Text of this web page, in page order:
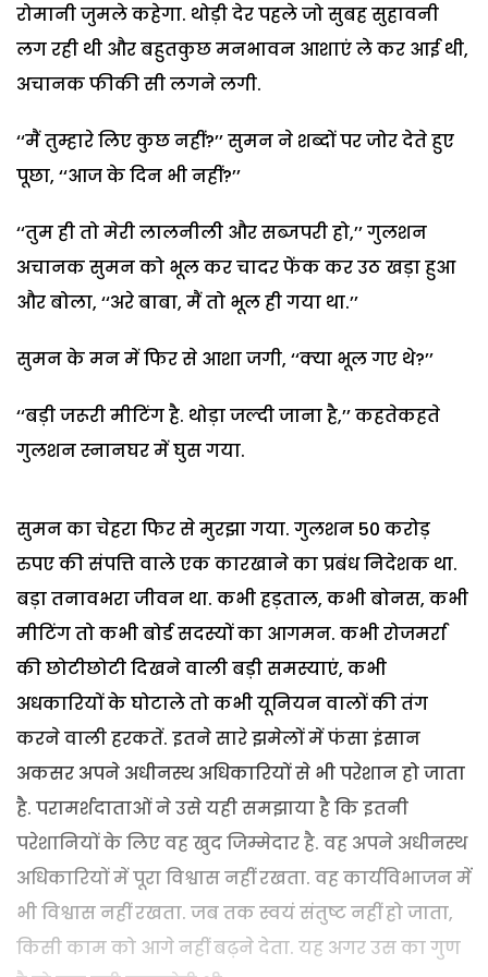
रोमानी जुमले कहेगा. थोड़ी देर पहले जो सुबह सुहावनी
लग रही थी और बहुतकुछ मनभावन आशाएं ले कर आई थी,
अचानक फीकी सी लगने लगी.
‘‘मैं तुम्हारे लिए कुछ नहीं?’’ सुमन ने शब्दों पर जोर देते हुए
पूछा, ‘‘आज के दिन भी नहीं?’’
‘‘तुम ही तो मेरी लालनीली और सब्जपरी हो,’’ गुलशन
अचानक सुमन को भूल कर चादर फेंक कर उठ खड़ा हुआ
और बोला, ‘‘अरे बाबा, मैं तो भूल ही गया था.’’
सुमन के मन में फिर से आशा जगी, ‘‘क्या भूल गए थे?’’
‘‘बड़ी जरूरी मीटिंग है. थोड़ा जल्दी जाना है,’’ कहतेकहते
गुलशन स्नानघर में घुस गया.
सुमन का चेहरा फिर से मुरझा गया. गुलशन 50 करोड़
रुपए की संपत्ति वाले एक कारखाने का प्रबंध निदेशक था.
बड़ा तनावभरा जीवन था. कभी हड़ताल, कभी बोनस, कभी
मीटिंग तो कभी बोर्ड सदस्यों का आगमन. कभी रोजमर्रा
की छोटीछोटी दिखने वाली बड़ी समस्याएं, कभी
अधकारियों के घोटाले तो कभी यूनियन वालों की तंग
करने वाली हरकतें. इतने सारे झमेलों में फंसा इंसान
अकसर अपने अधीनस्थ अधिकारियों से भी परेशान हो जाता
है. परामर्शदाताओं ने उसे यही समझाया है कि इतनी
परेशानियों के लिए वह खुद जिम्मेदार है. वह अपने अधीनस्थ
अधिकारियों में पूरा विश्वास नहीं रखता. वह कार्यविभाजन में
भी विश्वास नहीं रखता. जब तक स्वयं संतुष्ट नहीं हो जाता,
किसी काम को आगे नहीं बढ़ने देता. यह अगर उस का गुण